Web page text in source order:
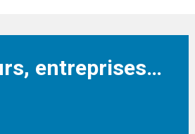
entreprises…